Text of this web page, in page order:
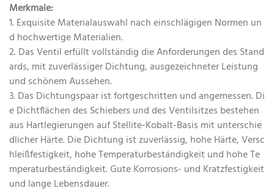
Merkmale:
1. Exquisite Materialauswahl nach einschlägigen Normen un
d hochwertige Materialien.
2. Das Ventil erfüllt vollständig die Anforderungen des Stand
ards, mit zuverlässiger Dichtung, ausgezeichneter Leistung
und schönem Aussehen.
3. Das Dichtungspaar ist fortgeschritten und angemessen. Di
e Dichtflächen des Schiebers und des Ventilsitzes bestehen
aus Hartlegierungen auf Stellite-Kobalt-Basis mit unterschie
dlicher Härte. Die Dichtung ist zuverlässig, hohe Härte, Versc
hleißfestigkeit, hohe Temperaturbeständigkeit und hohe Te
mperaturbeständigkeit. Gute Korrosions- und Kratzfestigkeit
und lange Lebensdauer.